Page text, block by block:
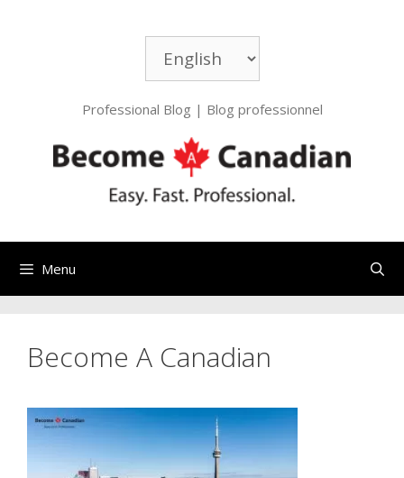
Choisir
une
langue
Professional Blog | Blog professionnel
Menu
Become A Canadian